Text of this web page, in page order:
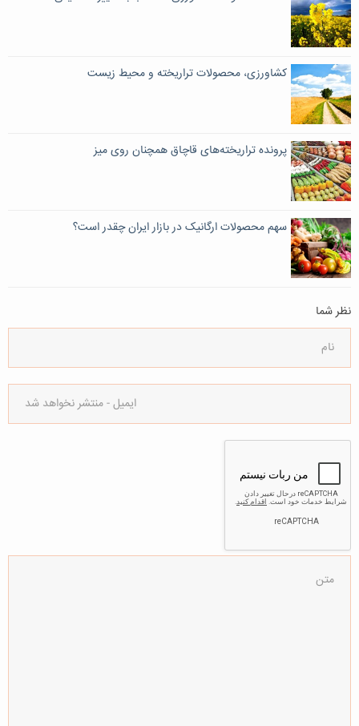
کشاورزی، محصولات تراریخته و محیط زیست
پرونده تراریخته‌های قاچاق همچنان روی میز
سهم محصولات ارگانیک در بازار ایران چقدر است؟
نظر شما